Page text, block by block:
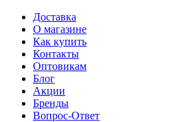
Доставка
О магазине
Как купить
Контакты
Оптовикам
Блог
Акции
Бренды
Вопрос-Ответ